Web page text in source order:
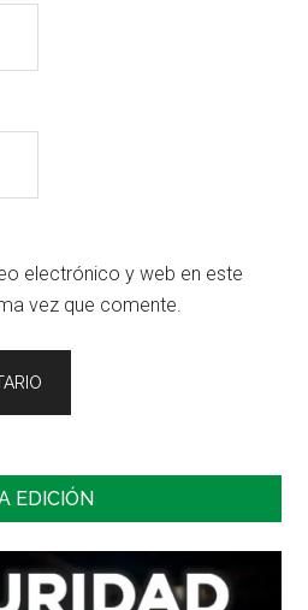
electrónico y web en este
vez que comente.
EDICIÓN